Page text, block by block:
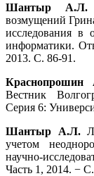
Шантыр А.Л.
возмущений
исследования в
информатики.
2013. С. 86-91.
Краснопрошин
Вестник
Серия 6:
Шантыр А.Л.
учетом
научно-
Часть 1, 2014. −